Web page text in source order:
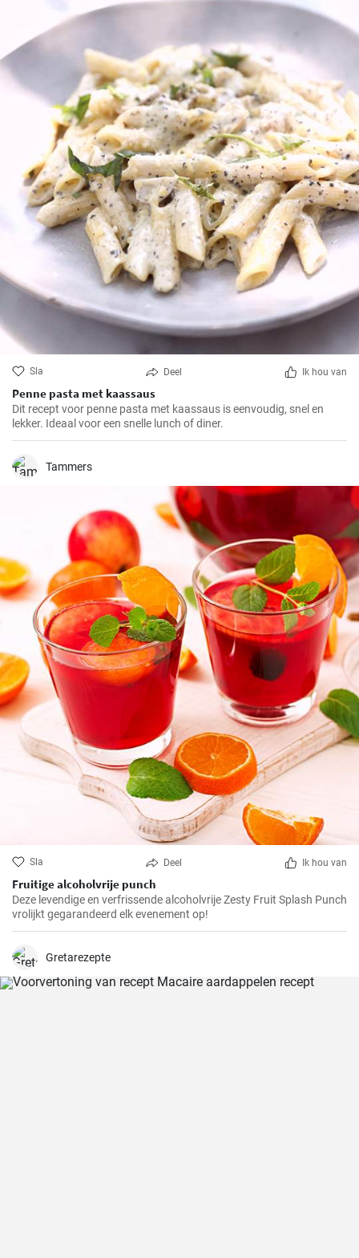
Sla Deel Ik hou van
Penne pasta met kaassaus
Dit recept voor penne pasta met kaassaus is eenvoudig, snel en
lekker. Ideaal voor een snelle lunch of diner.
Tammers
Sla Deel Ik hou van
Fruitige alcoholvrije punch
Deze levendige en verfrissende alcoholvrije Zesty Fruit Splash Punch
vrolijkt gegarandeerd elk evenement op!
Gretarezepte